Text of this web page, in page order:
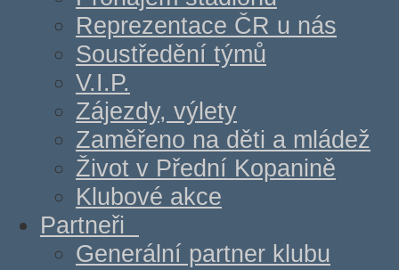
Reprezentace ČR u nás
Soustředění týmů
V.I.P.
Zájezdy, výlety
Zaměřeno na děti a mládež
Život v Přední Kopanině
Klubové akce
Partneři
Generální partner klubu